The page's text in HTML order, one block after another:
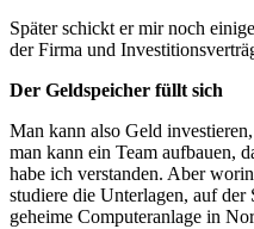
Später schickt er mir noch
der Firma und
Der Geldspeicher füllt sich
Man kann also Geld
man kann ein Team aufbauen,
habe ich verstanden. Aber
studiere die Unterlagen, auf
geheime Computeranlage in